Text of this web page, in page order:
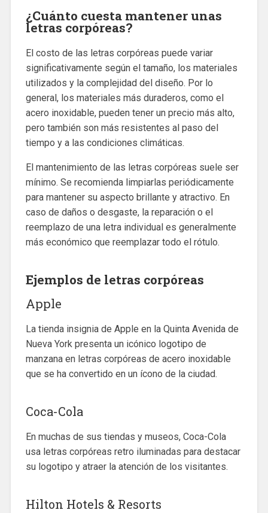
¿Cuánto cuesta mantener unas
letras corpóreas?
El costo de las letras corpóreas puede variar
significativamente según el tamaño, los materiales
utilizados y la complejidad del diseño. Por lo
general, los materiales más duraderos, como el
acero inoxidable, pueden tener un precio más alto,
pero también son más resistentes al paso del
tiempo y a las condiciones climáticas.
El mantenimiento de las letras corpóreas suele ser
mínimo. Se recomienda limpiarlas periódicamente
para mantener su aspecto brillante y atractivo. En
caso de daños o desgaste, la reparación o el
reemplazo de una letra individual es generalmente
más económico que reemplazar todo el rótulo.
Ejemplos de letras corpóreas
Apple
La tienda insignia de Apple en la Quinta Avenida de
Nueva York presenta un icónico logotipo de
manzana en letras corpóreas de acero inoxidable
que se ha convertido en un ícono de la ciudad.
Coca-Cola
En muchas de sus tiendas y museos, Coca-Cola
usa letras corpóreas retro iluminadas para destacar
su logotipo y atraer la atención de los visitantes.
Hilton Hotels & Resorts